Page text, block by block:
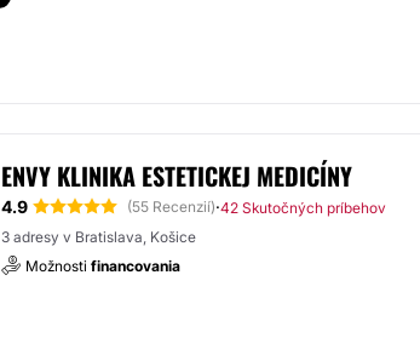
ENVY KLINIKA ESTETICKEJ MEDICÍNY
4.9 (55 Recenzií)·42 Skutočných príbehov
3 adresy v Bratislava, Košice
Možnosti financovania